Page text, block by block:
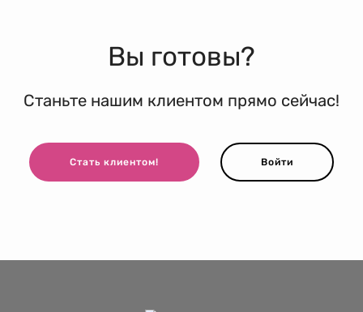
Вы готовы?
Станьте нашим клиентом прямо сейчас!
Стать клиентом! Войти